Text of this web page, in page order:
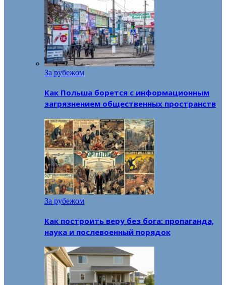
За рубежом
Как Польша борется с информационным
загрязнением общественных пространств
За рубежом
Как построить веру без бога: пропаганда,
наука и послевоенный порядок